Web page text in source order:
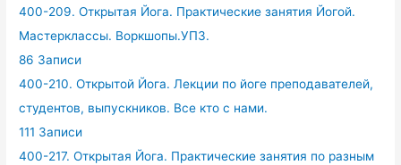
400-209. Открытая Йога. Практические занятия Йогой.
Мастерклассы. Воркшопы.УПЗ.
86 Записи
400-210. Открытой Йога. Лекции по йоге преподавателей,
студентов, выпускников. Все кто с нами.
111 Записи
400-217. Открытая Йога. Практические занятия по разным